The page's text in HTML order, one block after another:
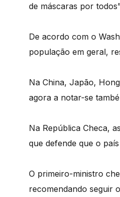
de máscaras por
De acordo com o
população em geral,
Na China, Japão,
agora a notar-se
Na República Checa,
que defende que o
O primeiro-ministro
recomendando seguir